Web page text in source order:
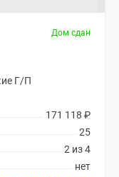
Дом сдан
Г/П
171 118 ₽
25
2 из 4
нет